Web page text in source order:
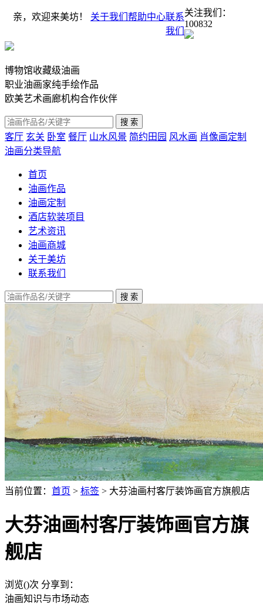
亲，欢迎来美坊！ 关于我们 帮助中心联系
我们
关注我们：
100832
博物馆收藏级油画
职业油画家纯手绘作品
欧美艺术画廊机构合作伙伴
客厅 玄关 卧室 餐厅 山水风景 简约田园 风水画 肖像画定制
油画分类导航
首页
油画作品
油画定制
酒店软装项目
艺术资讯
油画商城
关于美坊
联系我们
当前位置： 首页 > 标签 > 大芬油画村客厅装饰画官方旗舰店
大芬油画村客厅装饰画官方旗
舰店
浏览()次 分享到：
油画知识与市场动态